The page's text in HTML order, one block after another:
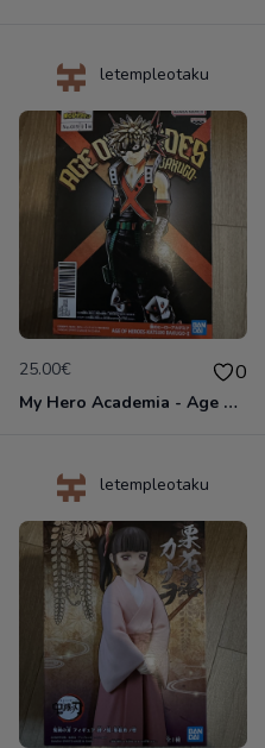
letempleotaku
25.00€ 0
My Hero Academia - Age of Heroes Katsuki Bakugo II - Figurine Banpresto
letempleotaku